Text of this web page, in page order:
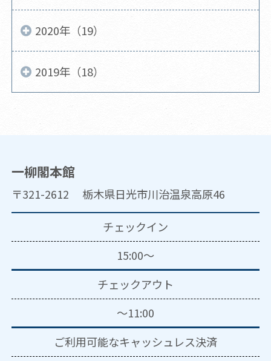
2020年（19）
2019年（18）
一柳閣本館
〒321-2612 栃木県日光市川治温泉高原46
チェックイン
15:00～
チェックアウト
～11:00
ご利用可能なキャッシュレス決済